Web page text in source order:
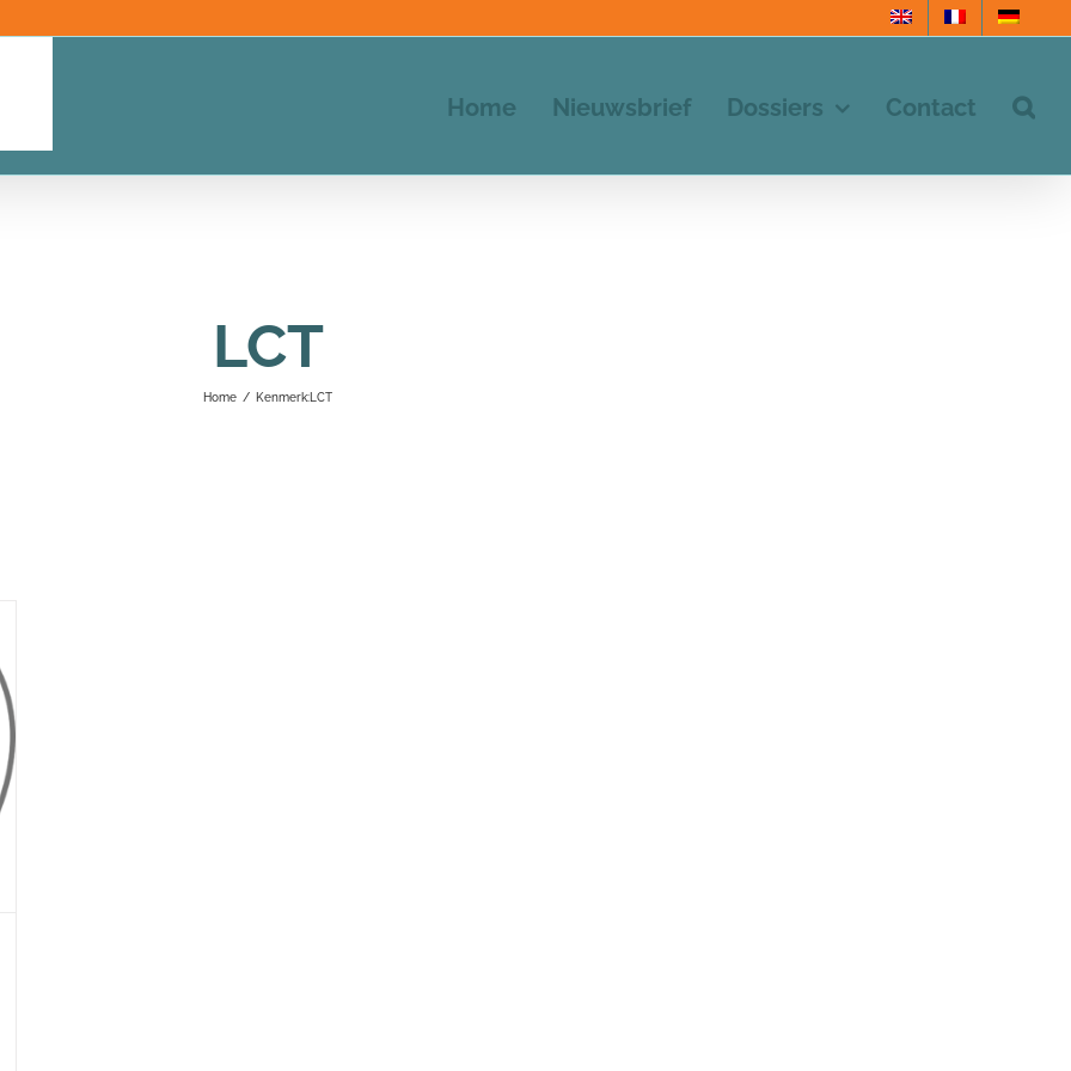
Home Nieuwsbrief Dossiers Contact
LCT
Home / Kenmerk: LCT